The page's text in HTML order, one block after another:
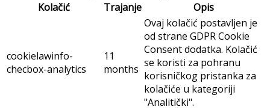
Kolačić
Trajanje Opis
cookielawinfo-
checbox-analytics
11
months
Ovaj kolačić postavljen je
od strane GDPR Cookie
Consent dodatka. Kolačić
se koristi za pohranu
korisničkog pristanka za
kolačiće u kategoriji
"Analitički".